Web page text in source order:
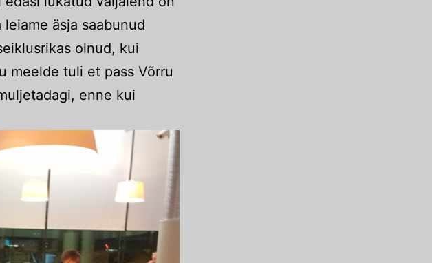
äsja saabunud
olnud, kui
meelde tuli et pass Võrru
enne kui